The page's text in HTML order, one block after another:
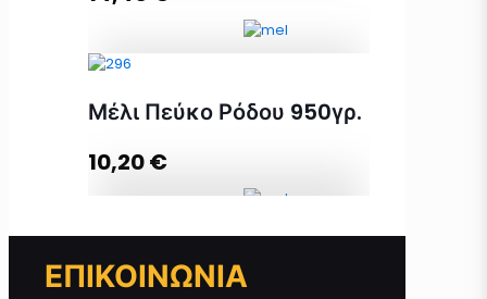
ΘΑΥΜΑ ΘΕΩΝ, Μέλι Θυμαρίσιο
950γρ ποσότητα
Μέλι Πεύκο Ρόδου 950γρ.
10,20€
ΕΠΙΚΟΙΝΩΝΙΑ